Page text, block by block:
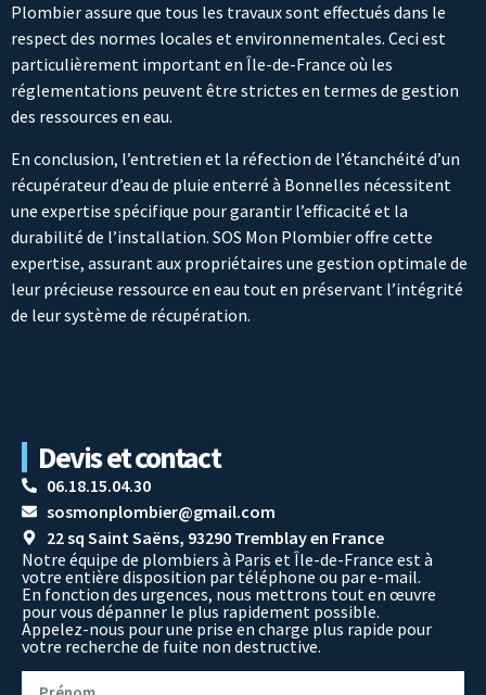
Plombier assure que tous les travaux sont effectués dans le
respect des normes locales et environnementales. Ceci est
particulièrement important en Île-de-France où les
réglementations peuvent être strictes en termes de gestion
des ressources en eau.
En conclusion, l’entretien et la réfection de l’étanchéité d’un
récupérateur d’eau de pluie enterré à Bonnelles nécessitent
une expertise spécifique pour garantir l’efficacité et la
durabilité de l’installation. SOS Mon Plombier offre cette
expertise, assurant aux propriétaires une gestion optimale de
leur précieuse ressource en eau tout en préservant l’intégrité
de leur système de récupération.
Devis et contact
06.18.15.04.30
sosmonplombier@gmail.com
22 sq Saint Saëns, 93290 Tremblay en France
Notre équipe de plombiers à Paris et Île-de-France est à
votre entière disposition par téléphone ou par e-mail.
En fonction des urgences, nous mettrons tout en œuvre
pour vous dépanner le plus rapidement possible.
Appelez-nous pour une prise en charge plus rapide pour
votre recherche de fuite non destructive.